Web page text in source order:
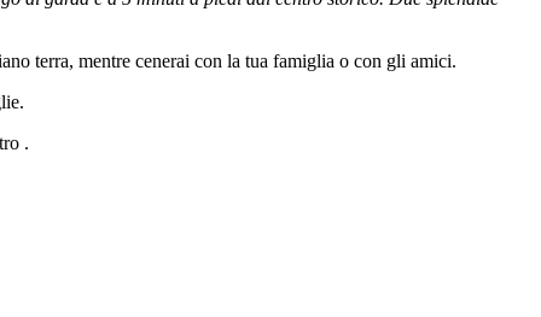
terra, mentre cenerai con la tua famiglia o con gli amici.
.